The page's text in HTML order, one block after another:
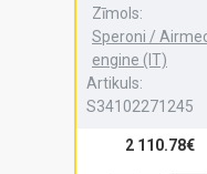
Zīmols:
Speroni /
engine (IT)
Artikuls:
S34102271245
2 110.78€